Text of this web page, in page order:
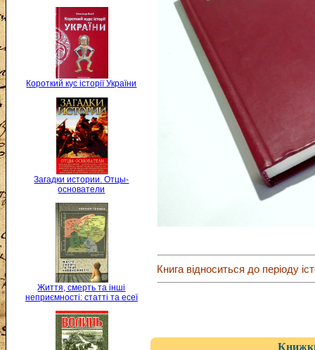
Короткий кус історії України
Загадки истории. Отцы-
основатели
Життя, смерть та інші
неприємності: статті та есеї
Книга відноситься до періоду